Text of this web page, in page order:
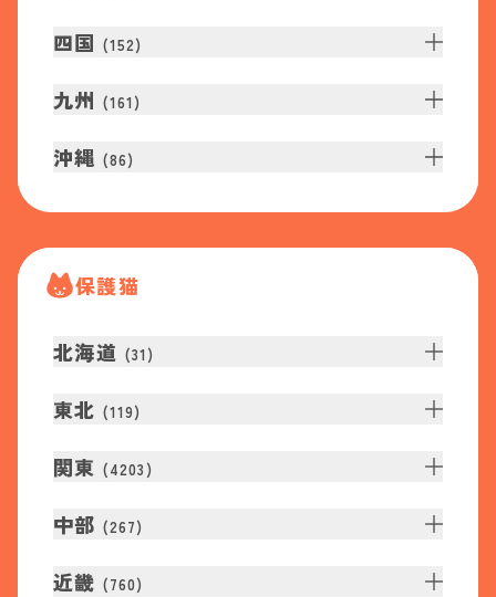
四国 (152)
九州 (161 )
沖縄 (86)
保護猫
北海道 (31 )
東北 (119)
関東 (4203 )
中部 (267)
近畿 (760)